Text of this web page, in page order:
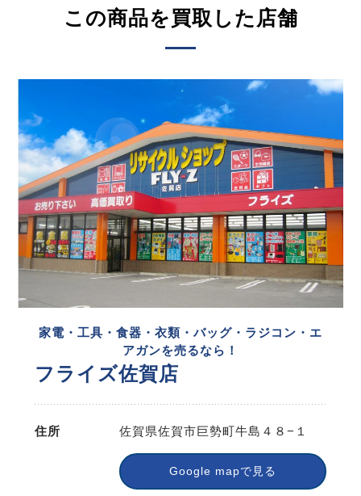
この商品を買取した店舗
家電・工具・食器・衣類・バッグ・ラジコン・エ
アガンを売るなら！
フライズ佐賀店
住所 佐賀県佐賀市巨勢町牛島４８−１
Google mapで見る